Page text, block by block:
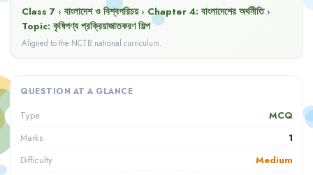
Class 7 › বাংলাদেশ ও বিশ্বপরিচয় › Chapter 4: বাংলাদেশের অর্থনীতি ›
Topic: কৃষিপণ্য প্রক্রিয়াজাতকরণ শিল্প
Aligned to the NCTB national curriculum.
QUESTION AT A GLANCE
Type MCQ
Marks 1
Difficulty Medium